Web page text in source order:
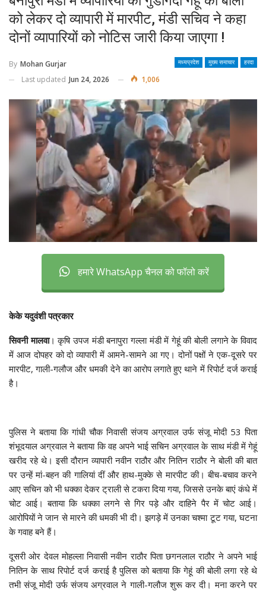
को लेकर दो व्यापारी में मारपीट, मंडी सचिव ने कहा
दोनों व्यापारियों को नोटिस जारी किया जाएगा !
मध्यप्रदेश मुख्य समाचार हरदा
By Mohan Gurjar
Last updated Jun 24, 2026 1,006
हमारे WhatsApp चैनल को फॉलो करें
केके यदुवंशी पत्रकार
सिवनी मालवा। कृषि उपज मंडी बनापुरा गल्ला मंडी में गेहूं की बोली लगाने के विवाद
में आज दोपहर को दो व्यापारी में आमने-सामने आ गए। दोनों पक्षों ने एक-दूसरे पर
मारपीट, गाली-गलौज और धमकी देने का आरोप लगाते हुए थाने में रिपोर्ट दर्ज कराई
है।
पुलिस ने बताया कि गांधी चौक निवासी संजय अग्रवाल उर्फ संजू मोदी 53 पिता
शंभूदयाल अग्रवाल ने बताया कि वह अपने भाई सचिन अग्रवाल के साथ मंडी में गेहूं
खरीद रहे थे। इसी दौरान व्यापारी नवीन राठौर और नितिन राठौर ने बोली की बात
पर उन्हें मां-बहन की गालियां दीं और हाथ-मुक्के से मारपीट की। बीच-बचाव करने
आए सचिन को भी धक्का देकर ट्राली से टकरा दिया गया, जिससे उनके बाएं कंधे में
चोट आई। बताया कि धक्का लगने से गिर पड़े और दाहिने पैर में चोट आई।
आरोपियों ने जान से मारने की धमकी भी दी। झगड़े में उनका चश्मा टूट गया, घटना
के गवाह बने हैं।
दूसरी ओर देवल मोहल्ला निवासी नवीन राठौर पिता छगनलाल राठौर ने अपने भाई
नितिन के साथ रिपोर्ट दर्ज कराई है पुलिस को बताया कि गेहूं की बोली लगा रहे थे
तभी संजू मोदी उर्फ संजय अग्रवाल ने गाली-गलौज शुरू कर दी। मना करने पर